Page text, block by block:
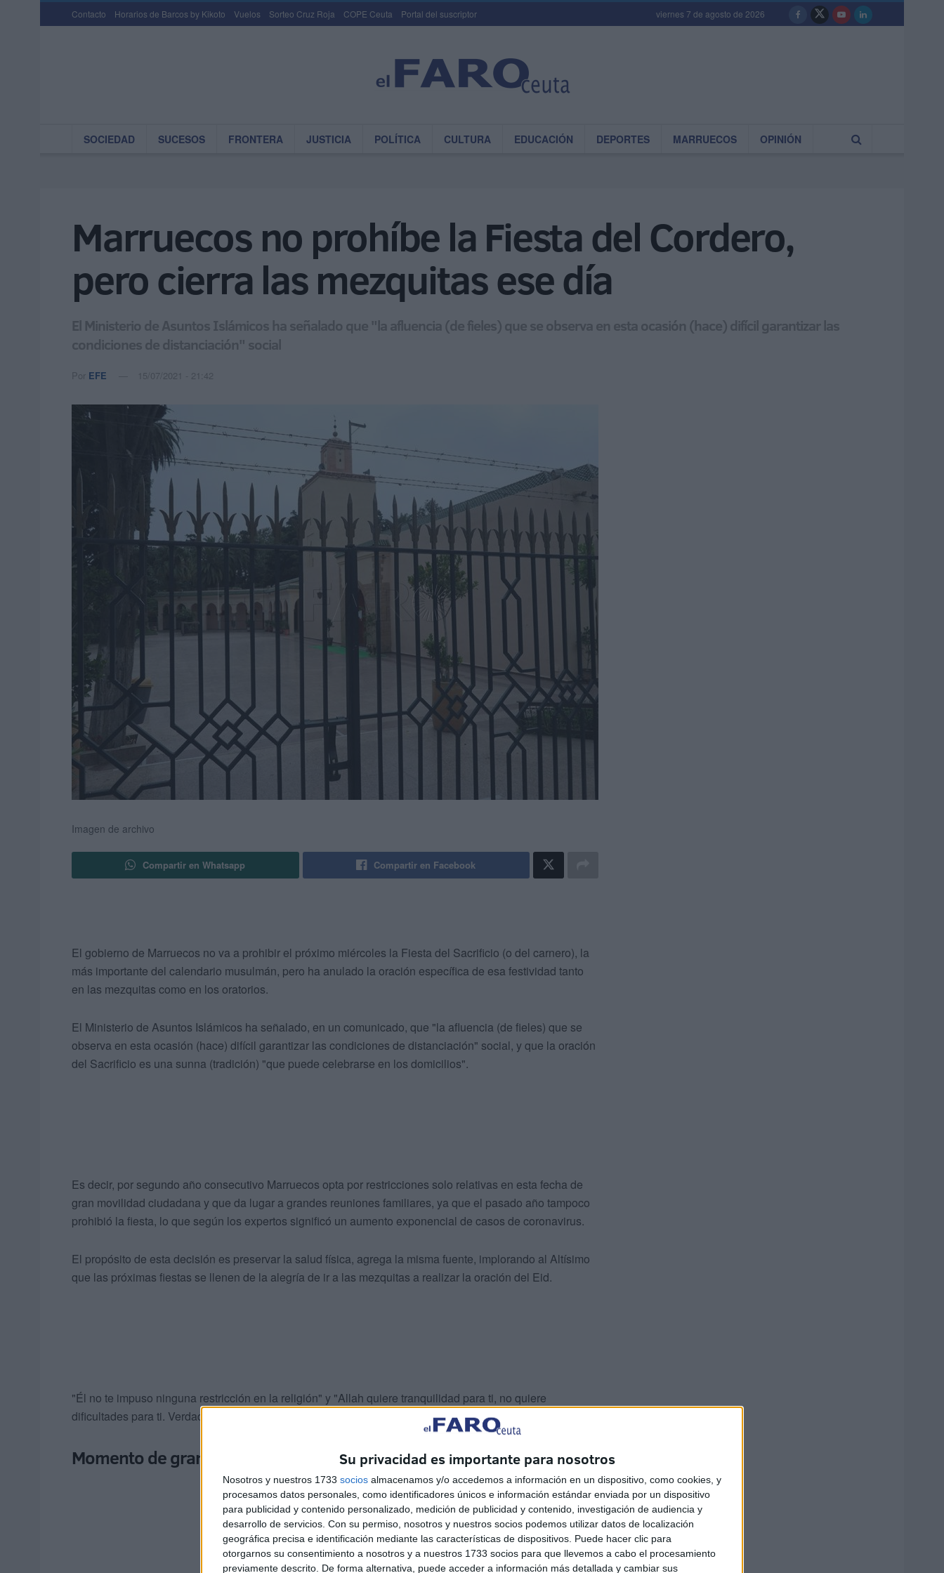
Su privacidad es importante para nosotros
Nosotros y nuestros 1733 socios almacenamos y/o accedemos a información en un dispositivo, como cookies, y
procesamos datos personales, como identificadores únicos e información estándar enviada por un dispositivo
para publicidad y contenido personalizado, medición de publicidad y contenido, investigación de audiencia y
desarrollo de servicios. Con su permiso, nosotros y nuestros socios podemos utilizar datos de localización
geográfica precisa e identificación mediante las características de dispositivos. Puede hacer clic para
otorgarnos su consentimiento a nosotros y a nuestros 1733 socios para que llevemos a cabo el procesamiento
previamente descrito. De forma alternativa, puede acceder a información más detallada y cambiar sus
Contacto Horarios de Barcos by Kikoto Vuelos Sorteo Cruz Roja COPE Ceuta Portal del suscriptor viernes 7 de agosto de 2026
SOCIEDAD SUCESOS FRONTERA JUSTICIA POLÍTICA CULTURA EDUCACIÓN DEPORTES MARRUECOS OPINIÓN
Marruecos no prohíbe la Fiesta del Cordero,
pero cierra las mezquitas ese día
El Ministerio de Asuntos Islámicos ha señalado que "la afluencia (de fieles) que se observa en esta ocasión (hace) difícil garantizar las
condiciones de distanciación" social
Por EFE 15/07/2021 - 21:42
Imagen de archivo
Compartir en Whatsapp Compartir en Facebook
El gobierno de Marruecos no va a prohibir el próximo miércoles la Fiesta del Sacrificio (o del carnero), la
más importante del calendario musulmán, pero ha anulado la oración específica de esa festividad tanto
en las mezquitas como en los oratorios.
El Ministerio de Asuntos Islámicos ha señalado, en un comunicado, que "la afluencia (de fieles) que se
observa en esta ocasión (hace) difícil garantizar las condiciones de distanciación" social, y que la oración
del Sacrificio es una sunna (tradición) "que puede celebrarse en los domicilios".
Es decir, por segundo año consecutivo Marruecos opta por restricciones solo relativas en esta fecha de
gran movilidad ciudadana y que da lugar a grandes reuniones familiares, ya que el pasado año tampoco
prohibió la fiesta, lo que según los expertos significó un aumento exponencial de casos de coronavirus.
El propósito de esta decisión es preservar la salud física, agrega la misma fuente, implorando al Altísimo
que las próximas fiestas se llenen de la alegría de ir a las mezquitas a realizar la oración del Eid.
"Él no te impuso ninguna restricción en la religión" y "Allah quiere tranquilidad para ti, no quiere
dificultades para ti. Verdadera es la palabra de Dios", concluye el comunicado.
Momento de gran dinamismo económico